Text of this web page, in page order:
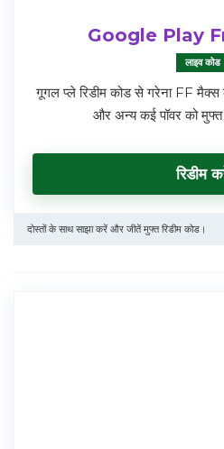
Google Play
लाइव कोड
गूगल प्ले रिडीम कोड से गरेना FF मैक्स
और अन्य कई पॉवर को
रिडीम
दोस्तों के साथ साझा करें और जीतें मुफ्त रिडीम कोड।